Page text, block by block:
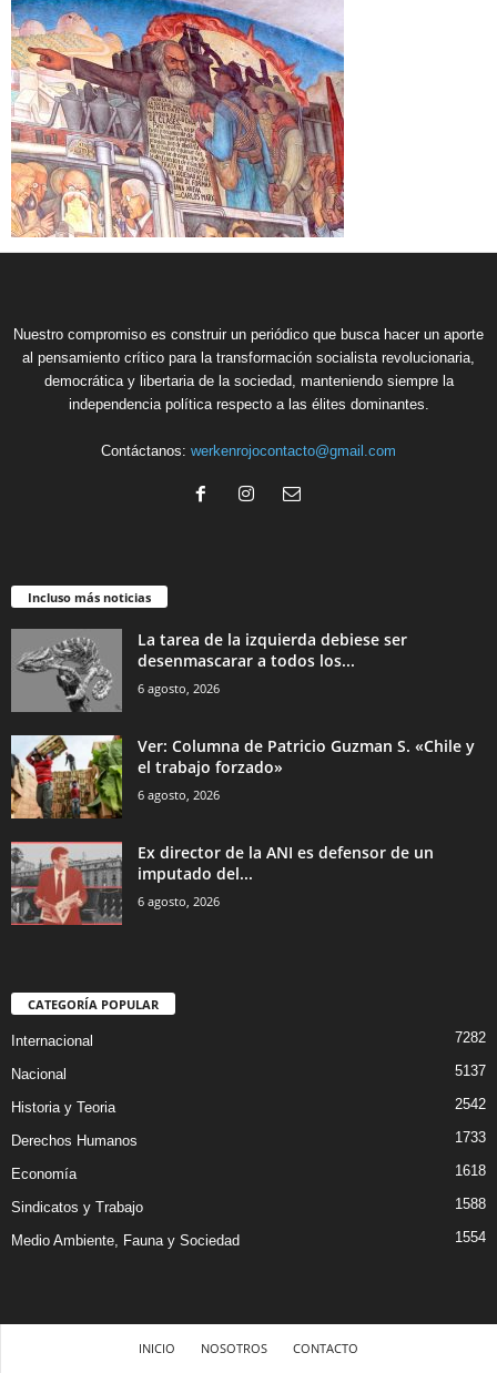
Nuestro compromiso es construir un periódico que busca hacer un aporte
al pensamiento crítico para la transformación socialista revolucionaria,
democrática y libertaria de la sociedad, manteniendo siempre la
independencia política respecto a las élites dominantes.
Contáctanos: werkenrojocontacto@gmail.com
Incluso más noticias
La tarea de la izquierda debiese ser
desenmascarar a todos los...
6 agosto, 2026
Ver: Columna de Patricio Guzman S. «Chile y
el trabajo forzado»
6 agosto, 2026
Ex director de la ANI es defensor de un
imputado del...
6 agosto, 2026
CATEGORÍA POPULAR
Internacional 7282
Nacional 5137
Historia y Teoria 2542
Derechos Humanos 1733
Economía 1618
Sindicatos y Trabajo 1588
Medio Ambiente, Fauna y Sociedad 1554
INICIO NOSOTROS CONTACTO